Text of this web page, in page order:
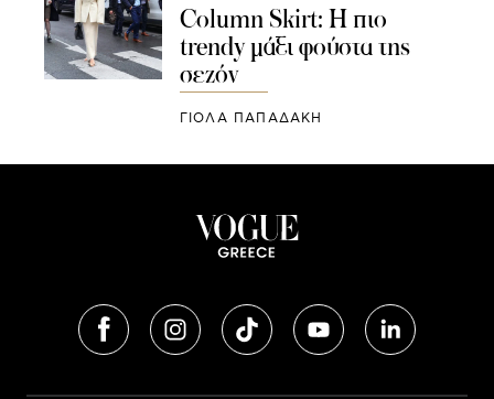
Column Skirt: Η πιο
trendy μάξι φούστα της
σεζόν
ΓΙΌΛΑ ΠΑΠΑΔΆΚΗ